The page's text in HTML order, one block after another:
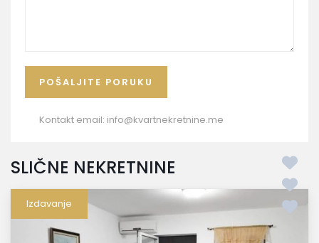
Kontakt email: info@kvartnekretnine.me
SLIČNE NEKRETNINE
Izdavanje